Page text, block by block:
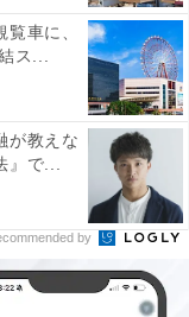
ないといけないん
ら話題になって
がっていたので
戸惑ったのは入国
今回得た教訓は
す。
車に、
ス...
が教えな
で...
by